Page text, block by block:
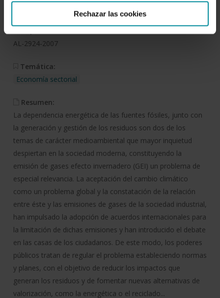
Rechazar las cookies
AL-2924-2007
Temática:
Economía sectorial
Resumen:
La dependencia energética de las fuentes fósiles, junto con
la generación y gestión de los residuos son dos de los
temas de carácter medioambiental que mayor inquietud
despiertan en la sociedad moderna, constituyendo la
emisión de gases efecto invernadero (GEI) un problema de
especial relevancia. La aceptación del cambio climático
como un problema global y la constatación de la relación
entre éste y las emisiones de gases de la sociedad industrial,
han impulsado la adopción de acuerdos internacionales para
la limitación de dichas emisiones y han introducido el debate
en las casas de los ciudadanos. De este modo, los poderes
públicos tratan de regular el problema estableciendo normas
y planes, con el objetivo de reducir los impactos que
generan los residuos y de fomentar nuevas alternativas de
valorización, como la energética o el reciclado...